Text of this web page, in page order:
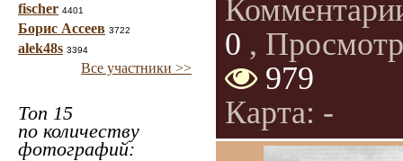
fischer 4401
Борис Ассеев 3722
alek48s 3394
Все участники >>
Топ 15
по количеству
фотографий:
0 ,
979
Карта: -